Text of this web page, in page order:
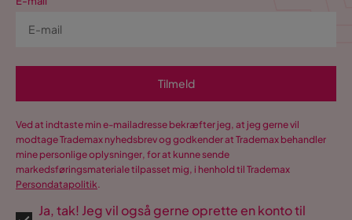
Tilmeld
Ved at indtaste min e-mailadresse bekræfter jeg, at jeg gerne vil
modtage Trademax nyhedsbrev og godkender at Trademax behandler
mine personlige oplysninger, for at kunne sende
markedsføringsmateriale tilpasset mig, i henhold til Trademax
Persondatapolitik.
Ja, tak! Jeg vil også gerne oprette en konto til